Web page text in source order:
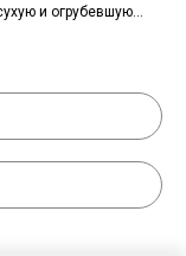
и огрубевшую